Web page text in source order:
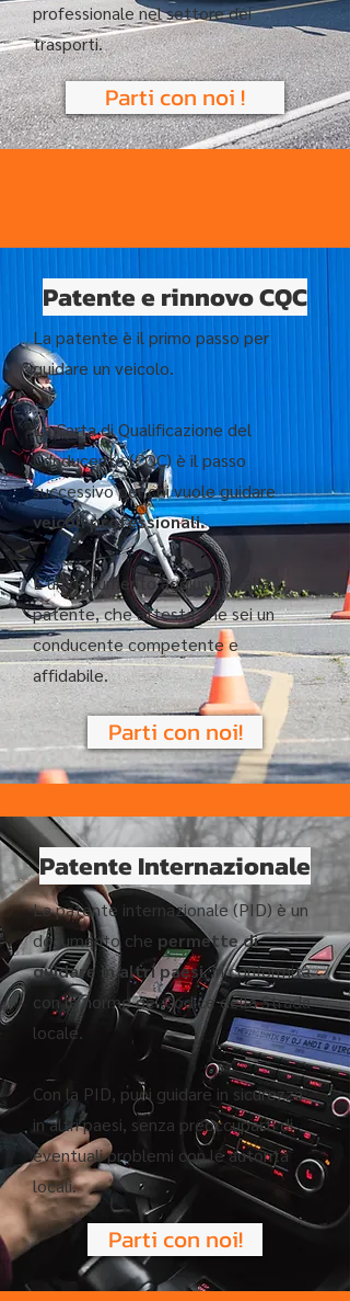
professionale nel settore dei
trasporti.
Parti con noi !
Patente e rinnovo CQC
La patente è il primo passo per
guidare un veicolo.
La Carta di Qualificazione del
Conducente (CQC) è il passo
successivo per chi vuole guidare
veicoli professionali.
È un documento aggiuntivo alla
patente, che attesta che sei un
conducente competente e
affidabile.
Parti con noi!
Patente Internazionale
La patente internazionale (PID) è un
documento che permette di
guidare in altri paesi, in conformità
con le norme del Codice della Strada
locale.
Con la PID, puoi guidare in sicurezza
in altri paesi, senza preoccuparti di
eventuali problemi con le autorità
locali.
Parti con noi!